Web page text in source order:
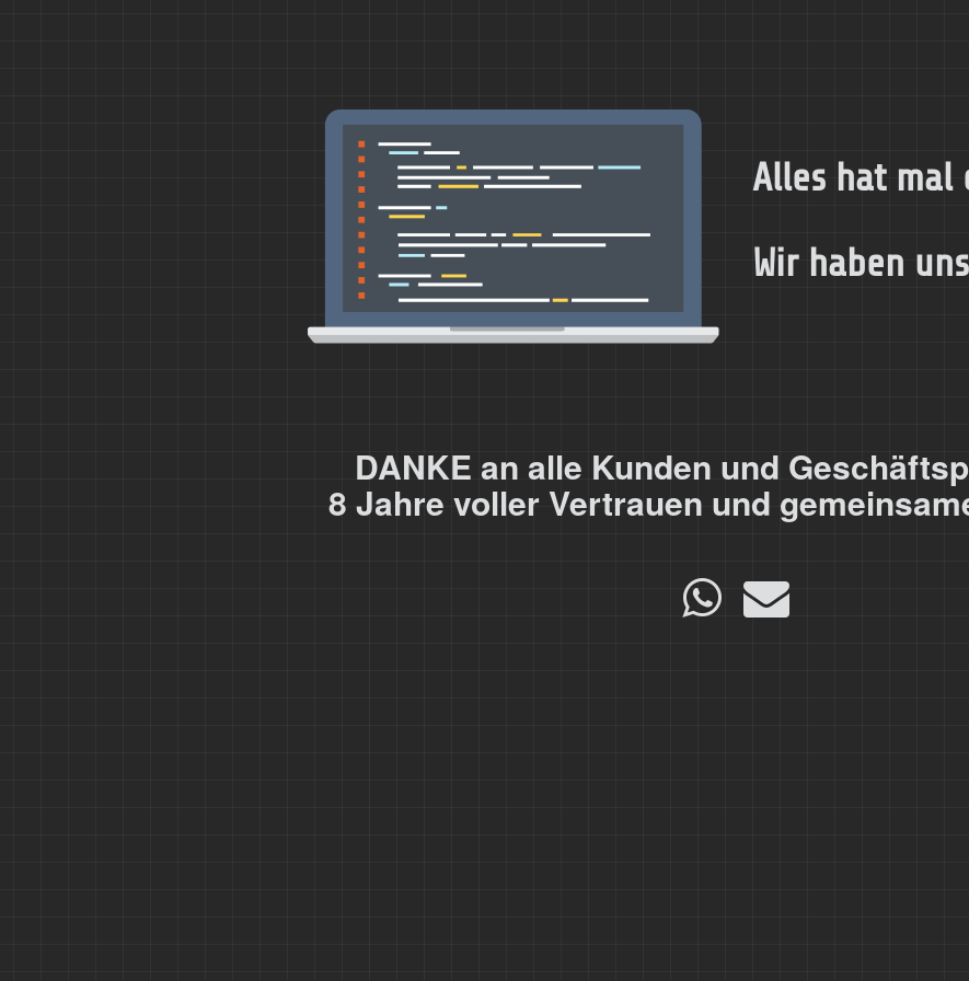
Alles hat mal
Wir haben
DANKE an alle Kunden und
8 Jahre voller Vertrauen und